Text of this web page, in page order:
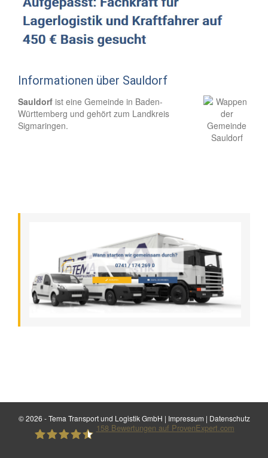
Informationen über Sauldorf
Sauldorf ist eine Gemeinde in Baden-
Württemberg und gehört zum Landkreis
Sigmaringen.
©2026 - Tema Transport und Logistik GmbH | Impressum | Datenschutz
158Bewertungen auf ProvenExpert.com